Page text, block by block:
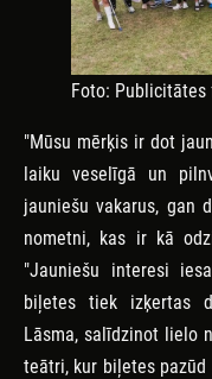
Foto: Publicitātes
"Mūsu mērķis ir dot
laiku veselīgā un
jauniešu vakarus, gan
nometni, kas ir kā
"Jauniešu interesi
biļetes tiek izķertas
Lāsma, salīdzinot lielo
teātri, kur biļetes